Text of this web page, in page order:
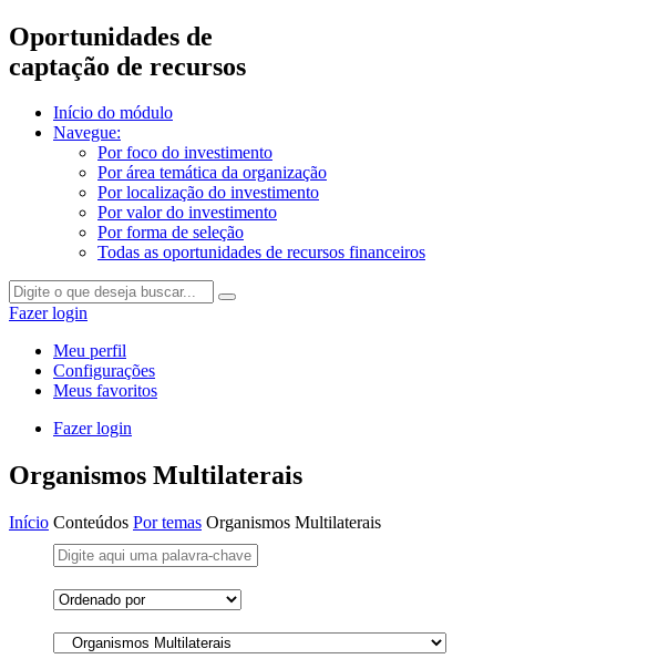
Oportunidades de
captação de recursos
Início do módulo
Navegue:
Por foco do investimento
Por área temática da organização
Por localização do investimento
Por valor do investimento
Por forma de seleção
Todas as oportunidades de recursos financeiros
Fazer login
Meu perfil
Configurações
Meus favoritos
Fazer login
Organismos Multilaterais
Início Conteúdos Por temas Organismos Multilaterais